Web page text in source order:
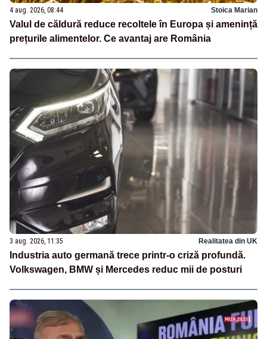
4 aug. 2026, 08:44 Stoica Marian
Valul de căldură reduce recoltele în Europa și amenință
prețurile alimentelor. Ce avantaj are România
3 aug. 2026, 11:35 Realitatea din UK
Industria auto germană trece printr-o criză profundă.
Volkswagen, BMW și Mercedes reduc mii de posturi